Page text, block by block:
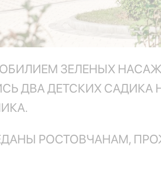
ЗЕЛЕНЫХ
ДВА ДЕТСКИХ САДИКА
РОСТОВЧАНАМ,